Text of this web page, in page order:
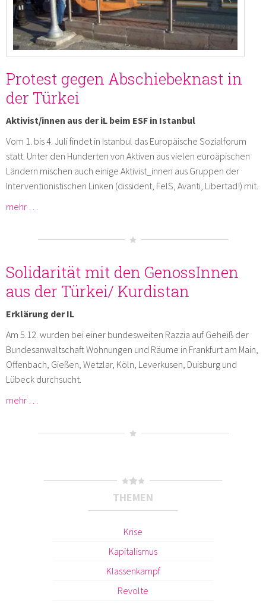
Protest gegen Abschiebeknast in
der Türkei
Aktivist/innen aus der iL beim ESF in Istanbul
Vom 1. bis 4. Juli findet in Istanbul das Europäische Sozialforum
statt. Unter den Hunderten von Aktiven aus vielen euroäpischen
Ländern mischen auch einige Aktivist_innen aus Gruppen der
Interventionistischen Linken (dissident, FelS, Avanti, Libertad!) mit.
mehr …
Solidarität mit den GenossInnen
aus der Türkei/ Kurdistan
Erklärung der IL
Am 5.12. wurden bei einer bundesweiten Razzia auf Geheiß der
Bundesanwaltschaft Wohnungen und Räume in Frankfurt am Main,
Offenbach, Gießen, Wetzlar, Köln, Leverkusen, Duisburg und
Lübeck durchsucht.
mehr …
THEMEN
Krise
Kapitalismus
Klassenkampf
Revolte